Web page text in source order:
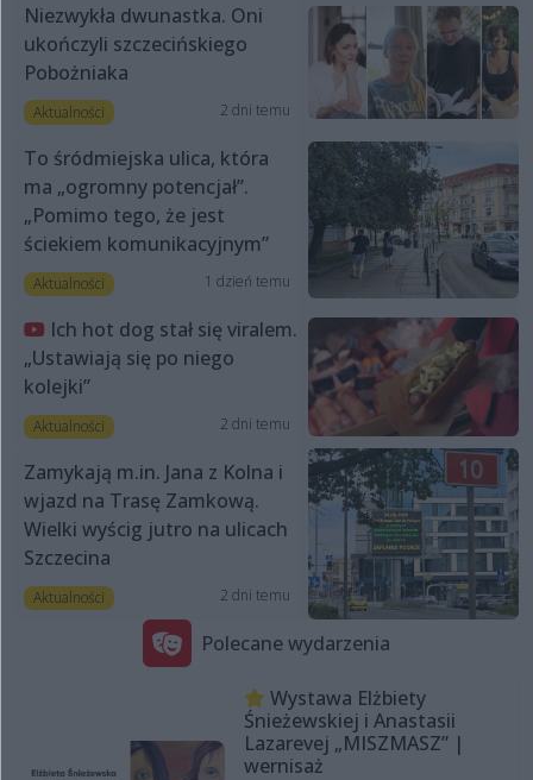
Niezwykła dwunastka. Oni
ukończyli szczecińskiego
Pobożniaka
Aktualności 2 dni temu
To śródmiejska ulica, która
ma „ogromny potencjał”.
„Pomimo tego, że jest
ściekiem komunikacyjnym”
Aktualności 1 dzień temu
Ich hot dog stał się viralem.
„Ustawiają się po niego
kolejki”
Aktualności 2 dni temu
Zamykają m.in. Jana z Kolna i
wjazd na Trasę Zamkową.
Wielki wyścig jutro na ulicach
Szczecina
Aktualności 2 dni temu
Polecane wydarzenia
Wystawa Elżbiety
Śnieżewskiej i Anastasii
Lazarevej „MISZMASZ” |
wernisaż